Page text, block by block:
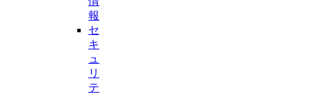
報
セ
キ
ュ
リ
テ